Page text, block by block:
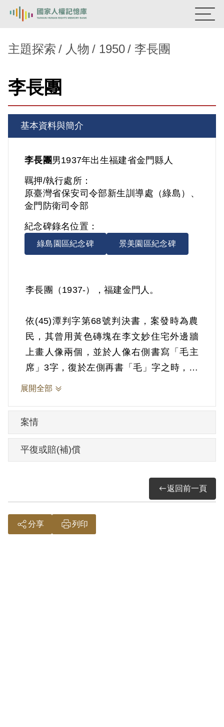
新生訓導處
主題探索
背景知識
關於我們
意見信箱
主題探索 人物 1950 李長團
李長團
基本資料與簡介
李長團男1937年出生福建省金門縣人
羈押/執行處所：
原臺灣省保安司令部新生訓導處（綠島）、
金門防衛司令部
紀念碑錄名位置：
綠島園區紀念碑 景美園區紀念碑
李長團（1937-），福建金門人。
依(45)潭判字第68號判決書，案發時為農
民，其曾用黃色磚塊在李文妙住宅外邊牆
上畫人像兩個，並於人像右側書寫「毛主
席」3字，復於左側再書「毛」字之時，被
駐軍發覺將其拘捕。1956年1月21日被羈
傳」判處有期徒刑7年。1963年1月20日刑
滿開釋。
其於1999年4月向補償基金會提出申請，
2000年5月經第1屆第15次董事會審核通過
上，且於旁書寫「毛主席」3 字之行為，據
展開全部
案情
平復或賠(補)償
返回前一頁
分享 列印